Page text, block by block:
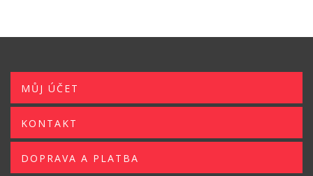
MŮJ ÚČET
KONTAKT
DOPRAVA A PLATBA